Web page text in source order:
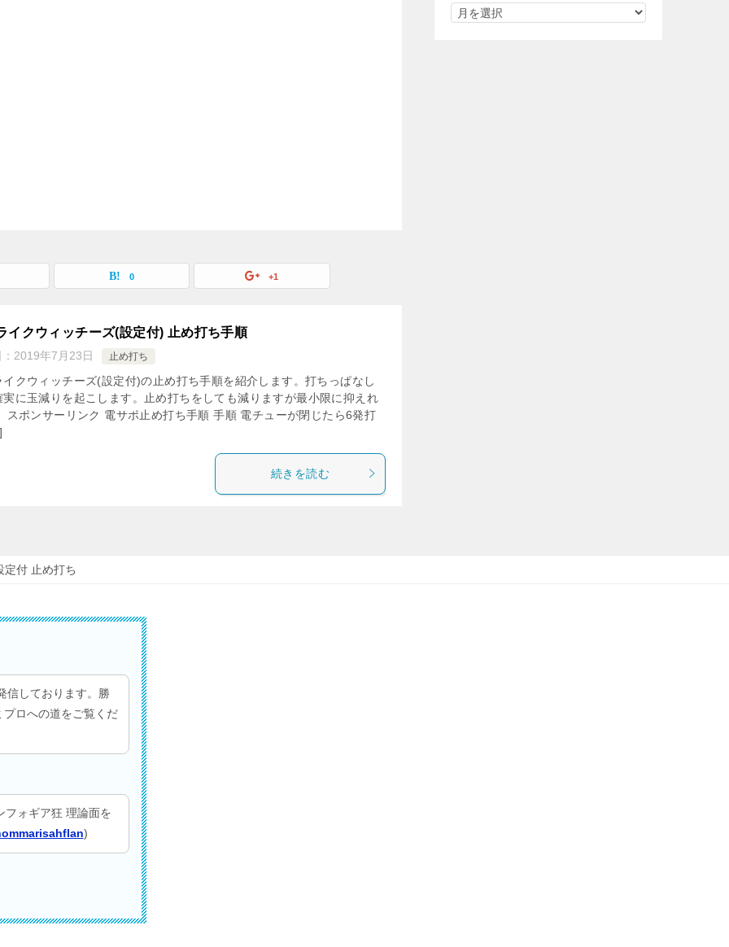
0 +1
イクウィッチーズ(設定付) 止め打ち手順
2019年7月23日 止め打ち
イクウィッチーズ(設定付)の止め打ち手順を紹介します。打ちっぱなし
実に玉減りを起こします。止め打ちをしても減りますが最小限に抑えれ
スポンサーリンク 電サポ止め打ち手順 手順 電チューが閉じたら6発打
続きを読む
定付 止め打ち
信しております。勝
ロへの道をご覧くだ
フォギア狂 理論面を
)